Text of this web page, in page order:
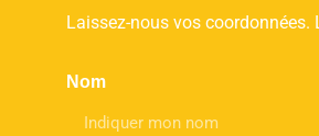
Laissez-nous vos coordonnées.
Nom